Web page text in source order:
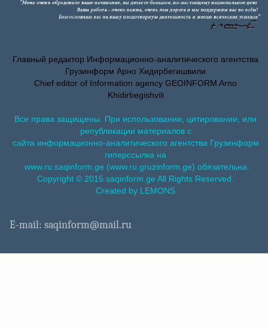
Главный редактор Информационно-аналитического агентства
Грузинформ Арно Хидирбегишвили
Chief editor of Information agency GEOINFORM Arno
Khidirbegishvili
Все права защищены. При использовании, цитировании, или
републикации материалов с
сайта информационно-аналитического агентства Грузинформ
гиперссылка на
www.ru.saqinform.ge (www.ru.gruzinform.ge) обязательна.
Copyright © 2015 saqinform.ge All Rights Reserved.
Created by LEMONS
E-mail: saqinform@mail.ru